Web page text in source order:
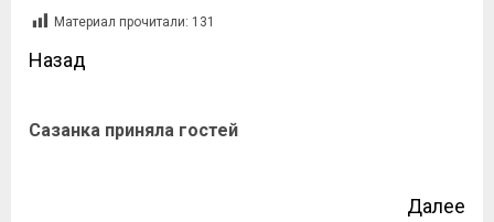
Материал прочитали: 131
Назад
Сазанка приняла гостей
Далее